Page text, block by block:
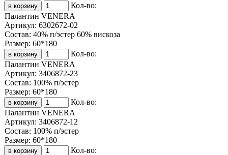
Кол-во:
Палантин VENERA
Артикул: 6302672-02
Состав: 40% п/эстер 60% вискоза
Размер: 60*180
Кол-во:
Палантин VENERA
Артикул: 3406872-23
Состав: 100% п/эстер
Размер: 60*180
Кол-во:
Палантин VENERA
Артикул: 3406872-12
Состав: 100% п/эстер
Размер: 60*180
Кол-во: